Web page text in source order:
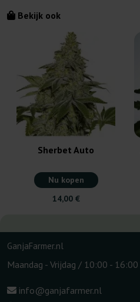
Bekijk ook
Sherbet Auto
Nu kopen
14,00 €
GanjaFarmer.nl
Maandag - Vrijdag / 10:00 - 16:00
info@ganjafarmer.nl